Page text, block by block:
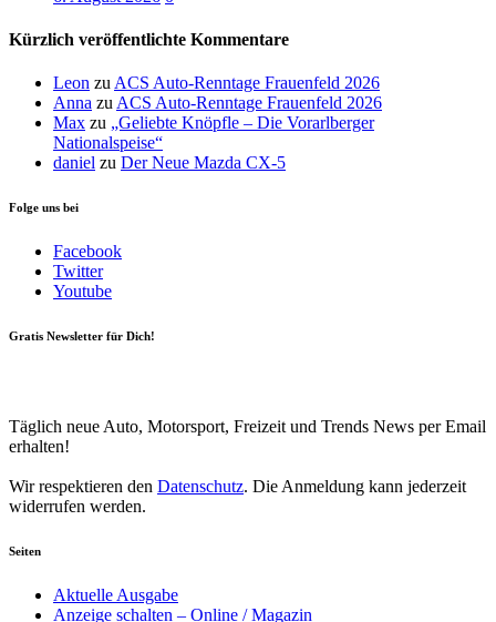
Kürzlich veröffentlichte Kommentare
Leon zuACS Auto-Renntage Frauenfeld 2026
Anna zuACS Auto-Renntage Frauenfeld 2026
Max zu „Geliebte Knöpfle – Die Vorarlberger
Nationalspeise“
daniel zu Der Neue Mazda CX-5
Folge uns bei
Facebook
Twitter
Youtube
Gratis Newsletter für Dich!
Täglich neue Auto, Motorsport, Freizeit und Trends News per Email
erhalten!
Wir respektieren den Datenschutz. Die Anmeldung kann jederzeit
widerrufen werden.
Seiten
Aktuelle Ausgabe
Anzeige schalten – Online / Magazin